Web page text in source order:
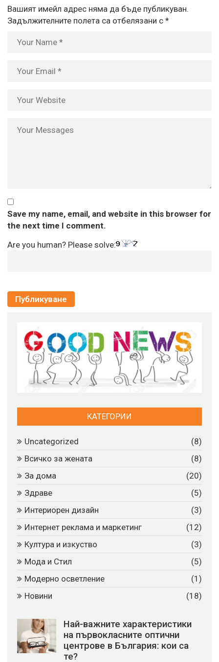
Вашият имейл адрес няма да бъде публикуван.
Задължителните полета са отбелязани с *
Save my name, email, and website in this browser for
the next time I comment.
Are you human? Please solve:
КАТЕГОРИИ
Uncategorized
(8)
Всичко за жената
(8)
За дома
(20)
Здраве
(5)
Интериорен дизайн
(3)
Интернет реклама и маркетинг
(12)
Култура и изкуство
(3)
Мода и Стил
(5)
Модерно осветление
(1)
Новини
(18)
Най-важните характеристики
на първокласните оптични
центрове в България: кои са
те?